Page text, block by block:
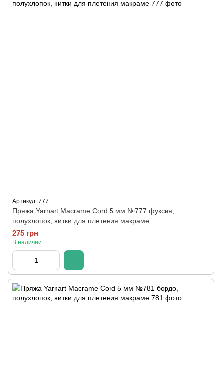
Артикул: 777
Пряжа Yarnart Macrame Cord 5 мм №777 фуксия,
полухлопок, нитки для плетения макраме
275 грн
В наличии